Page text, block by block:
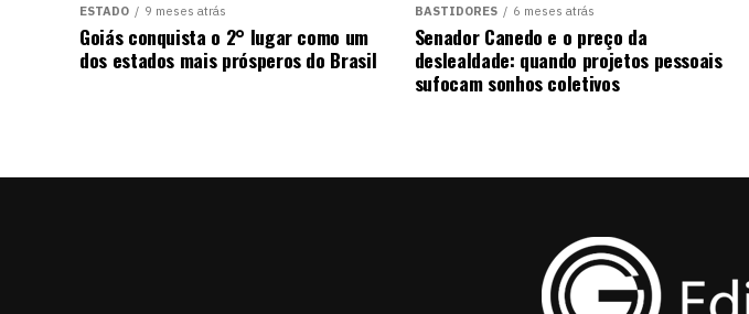
ESTADO 9 meses atrás
Goiás conquista o 2° lugar como um
dos estados mais prósperos do Brasil
BASTIDORES 6 meses atrás
Senador Canedo e o preço da
deslealdade: quando projetos pessoais
sufocam sonhos coletivos